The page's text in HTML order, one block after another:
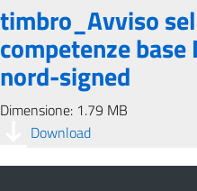
timbro_Avviso
competenze
nord-signed
Dimensione: 1.79 MB
Download